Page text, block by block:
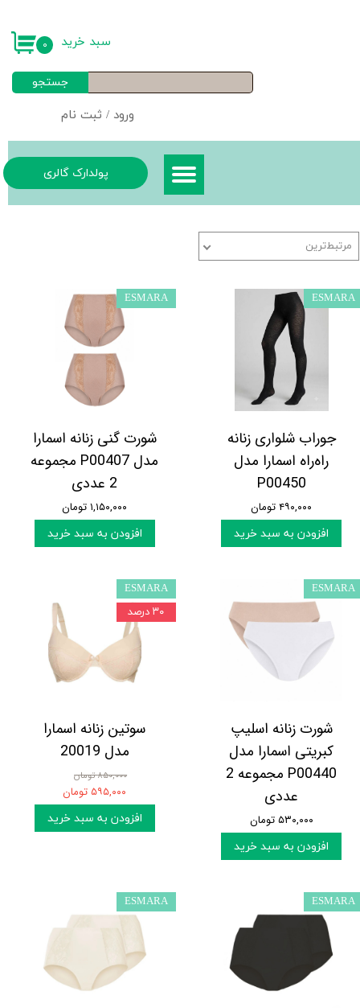
ورود / ثبت نام
خروج از حساب کاربری
جستجو
۰ سبد خرید
پولدارک گالری
مرتبط‌ترین
جوراب شلواری زنانه
راه‌راه اسمارا مدل
P00450
۴۹۰,۰۰۰ تومان
افزودن به سبد خرید
ESMARA
شورت گنی زنانه اسمارا
مدل P00407 مجموعه
2 عددی
۱,۱۵۰,۰۰۰ تومان
افزودن به سبد خرید
ESMARA
شورت زنانه اسلیپ
کبریتی اسمارا مدل
P00440 مجموعه 2
عددی
۵۳۰,۰۰۰ تومان
افزودن به سبد خرید
ESMARA
سوتین زنانه اسمارا
مدل 20019
۸۵۰,۰۰۰ تومان
۵۹۵,۰۰۰ تومان
افزودن به سبد خرید
ESMARA
۳۰ درصد
ESMARA
ESMARA